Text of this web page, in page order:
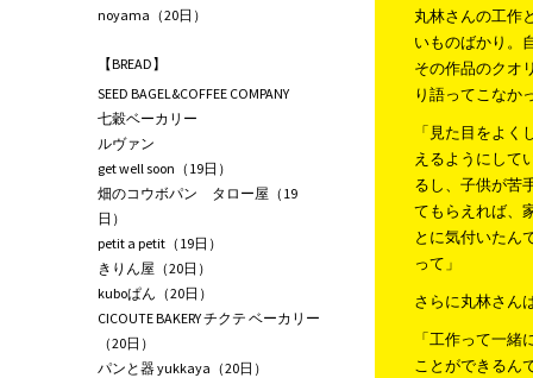
丸林さんの工作
いものばかり。
その作品のクオ
り語ってこなか
「見た目をよ
えるようにして
るし、子供が苦
てもらえれば、
とに気付いたん
って」
さらに丸林さん
「工作って一
ことができるん
noyama（20日）
【BREAD】
SEED BAGEL&COFFEE COMPANY
七穀ベーカリー
ルヴァン
get well soon（19日）
畑のコウボパン タロー屋（19
日）
petit a petit（19日）
きりん屋（20日）
kuboぱん（20日）
CICOUTE BAKERY チクテ ベーカリー
（20日）
パンと器 yukkaya（20日）